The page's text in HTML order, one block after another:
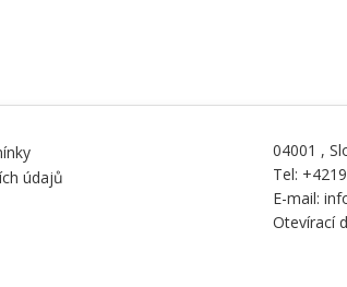
údajů
04001 ,
Tel:
E-mail:
Otevírací